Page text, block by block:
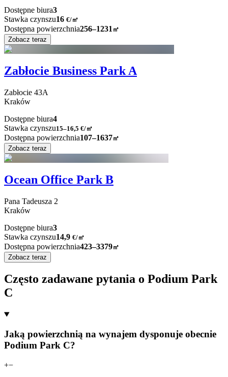
Dostępne biura3
Stawka czynszu16 €/㎡
Dostępna powierzchnia256–1231 ㎡
Zobacz teraz
Zabłocie Business Park A
Zabłocie 43A
Kraków
Dostępne biura4
Stawka czynszu15–16,5 €/㎡
Dostępna powierzchnia107–1637㎡
Zobacz teraz
Ocean Office Park B
Pana Tadeusza 2
Kraków
Dostępne biura3
Stawka czynszu14,9 €/㎡
Dostępna powierzchnia423–3379㎡
Zobacz teraz
Często zadawane pytania o Podium Park
C
Jaką powierzchnią na wynajem dysponuje obecnie
Podium Park C?
+−